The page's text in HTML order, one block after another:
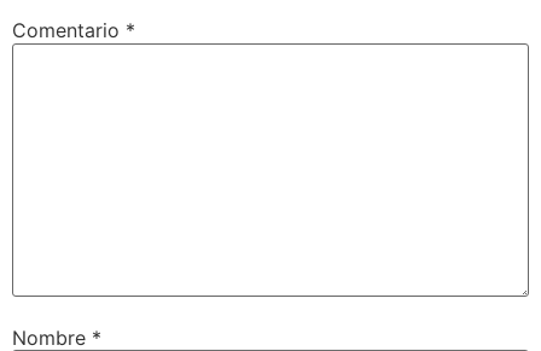
Comentario *
Nombre *